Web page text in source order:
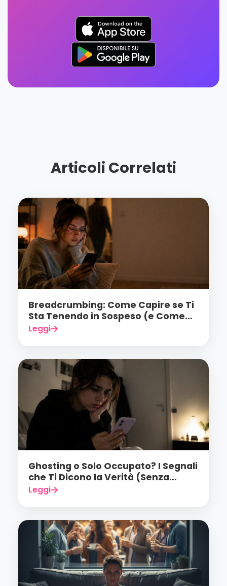
Articoli Correlati
Breadcrumbing: Come Capire se Ti
Sta Tenendo in Sospeso (e Come
Smettere di Cascarci)
Leggi
Ghosting o Solo Occupato? I Segnali
che Ti Dicono la Verità (Senza
Illuderti)
Leggi